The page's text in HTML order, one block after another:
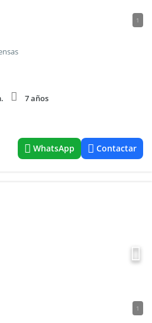
1
7 años
WhatsApp Contactar
1